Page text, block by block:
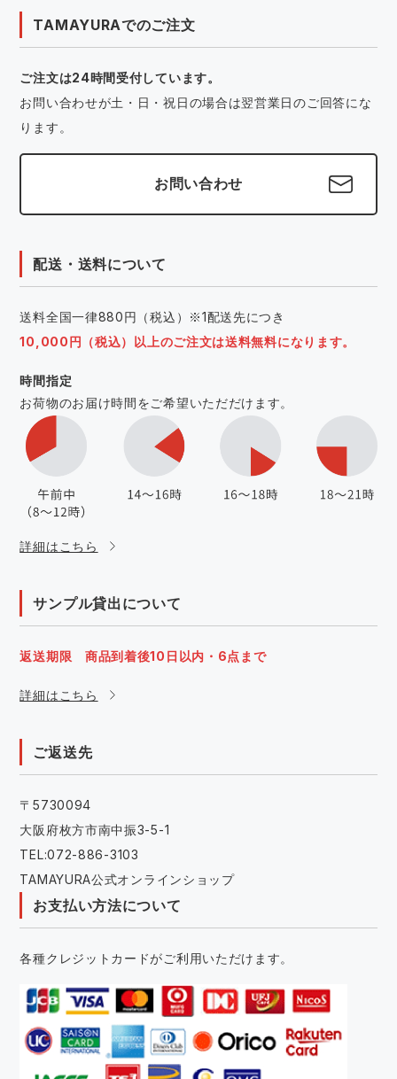
防寒
カジュアル
TAMAYURAでのご注文
ご注文は24時間受付しています。
お問い合わせが土・日・祝日の場合は翌営業日のご回答にな
ります。
お問い合わせ
配送・送料について
送料全国一律880円（税込）※1配送先につき
10,000円（税込）以上のご注文は送料無料になります。
時間指定
お荷物のお届け時間をご希望いただだけます。
詳細はこちら
サンプル貸出について
返送期限 商品到着後10日以内・6点まで
詳細はこちら
ご返送先
〒5730094
大阪府枚方市南中振3-5-1
TEL:072-886-3103
TAMAYURA公式オンラインショップ
お支払い方法について
各種クレジットカードがご利用いただけます。